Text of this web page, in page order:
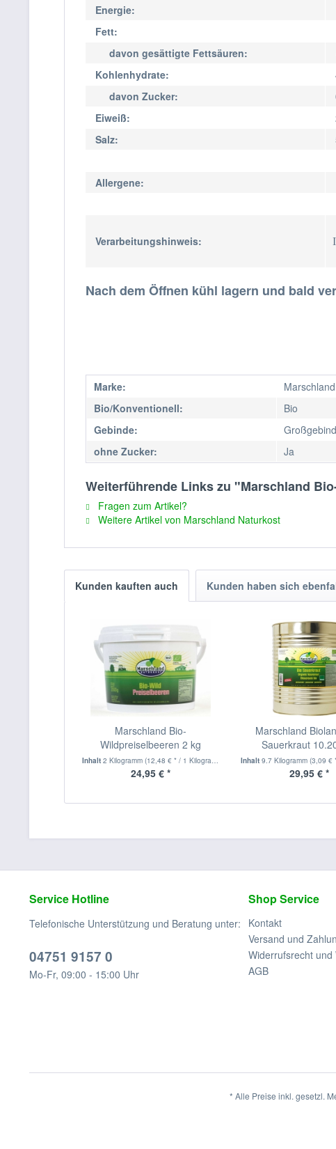
Energie:
Fett:
davon gesättigte Fettsäuren:
Kohlenhydrate:
davon Zucker:
Eiweiß:
Salz:
Allergene:
Verarbeitungshinweis:
Nach dem Öffnen kühl lagern und bald
Marke:
Bio/Konventionell:
Bio
Gebinde:
ohne Zucker:
Ja
Weiterführende Links zu "Marschland
Fragen zum Artikel?
Weitere Artikel von Marschland Naturkost
Kunden kauften auch Kunden haben sich
Marschland Bio-
Wildpreiselbeeren 2 kg
Inhalt 2 Kilogramm (12,48 € * / 1 Kilogramm)
24,95 € *
Marschland
Sauerkraut
Inhalt 9.7 Kilogramm (3,09 € * /
29,95 € *
Service Hotline
Telefonische Unterstützung und Beratung unter:
04751 9157 0
Mo-Fr, 09:00 - 15:00 Uhr
Shop Service
Kontakt
Versand und
Widerrufsrecht
AGB
* Alle Preise inkl. gesetzl.